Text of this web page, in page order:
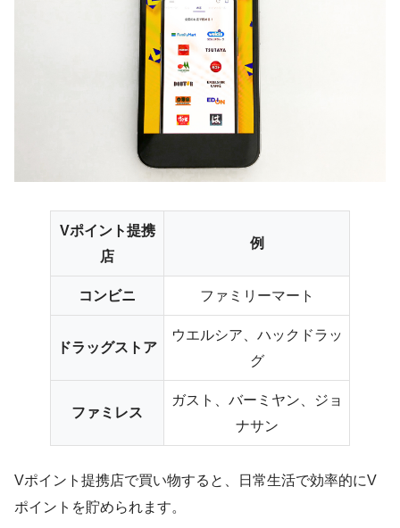
Vポイント提携
店
例
コンビニ ファミリーマート
ドラッグストア
ウエルシア、ハックドラッ
グ
ファミレス
ガスト、バーミヤン、ジョ
ナサン
Vポイント提携店で買い物すると、日常生活で効率的にV
ポイントを貯められます。